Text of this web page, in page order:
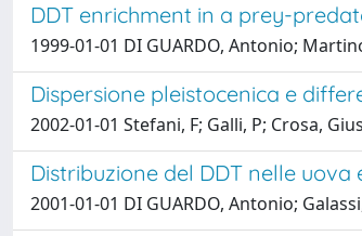
DDT enrichment in a prey-
1999-01-01 DI GUARDO, Antonio;
Dispersione pleistocenica e
2002-01-01 Stefani, F; Galli, P; Crosa,
Distribuzione del DDT nelle
2001-01-01 DI GUARDO, Antonio;